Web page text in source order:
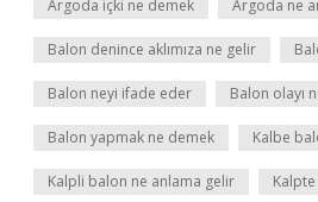
Argoda içki ne demek Argoda ne
Balon denince aklımıza ne gelir
Balon neyi ifade eder Balon olayı
Balon yapmak ne demek Kalbe
Kalpli balon ne anlama gelir